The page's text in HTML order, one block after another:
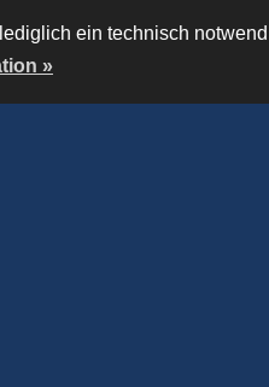
ein technisch
»